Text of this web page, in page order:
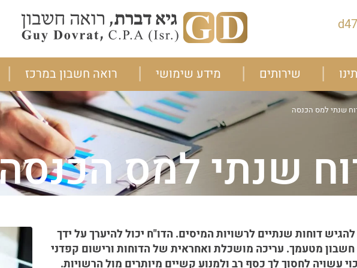
שירותים מידע שימושי רואה חשבון במרכז
שנתי למס הכנסה
שנתי למס
דוחות שנתיים לרשויות המיסים. הדו"ח יכול להיערך על ידך
חשבון מטעמך. עריכה מושכלת ואחראית של הדוחות ורישום קפדני
עשויה לחסוך לך כסף רב ולמנוע קשיים מיותרים מול הרשויות.